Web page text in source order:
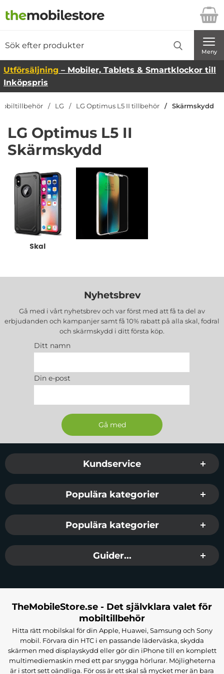
Startsidan för Danira Telecom AB
Meny
Utförsäljning – Mobiler, Tablets & Smartklockor till
Inköpspris
LG LG Optimus L5 II tillbehör Skärmskydd
LG Optimus L5 II
Skärmskydd
Underkategorier
Skal
Nyhetsbrev
Gå med i vårt nyhetsbrev och var först med att få ta del av
erbjudanden och kampanjer samt få 10% rabatt på alla skal, fodral
och skärmskydd i ditt första köp.
Ditt namn
Din e-post
Sidfot Blandad info och länkar
Kundservice
Populära kategorier
Populära kategorier
Guider...
TheMobileStore.se - Det självklara valet för
mobiltillbehör
Hitta rätt mobilskal för din Apple, Huawei, Samsung och Sony
mobil. Förvara din HTC i en passande läderväska, skydda
skärmen med displayskydd eller gör din iPhone till en komplett
multimediemaskin med ett par snygga hörlurar. Möjligheterna
är i stort sett oändliga. För oss är ett skal så mycket mer än bara